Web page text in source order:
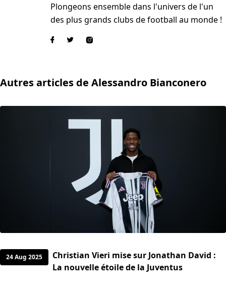
Plongeons ensemble dans l'univers de l'un
des plus grands clubs de football au monde !
Autres articles de Alessandro Bianconero
24 Aug 2025
Christian Vieri mise sur Jonathan David :
La nouvelle étoile de la Juventus